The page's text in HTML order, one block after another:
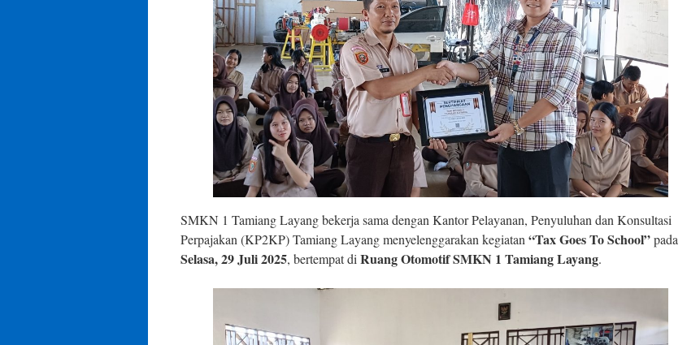
SMKN 1 Tamiang Layang bekerja sama dengan Kantor Pelayanan, Penyuluhan dan Konsultasi
Perpajakan (KP2KP) Tamiang Layang menyelenggarakan kegiatan “Tax Goes To School”pada
Selasa, 29 Juli 2025, bertempat di Ruang Otomotif SMKN 1 Tamiang Layang.